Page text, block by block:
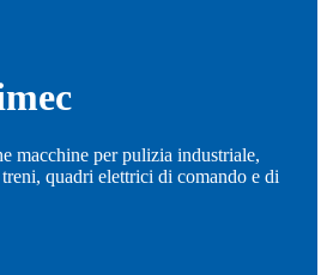
macchine per pulizia industriale,
quadri elettrici di comando e di